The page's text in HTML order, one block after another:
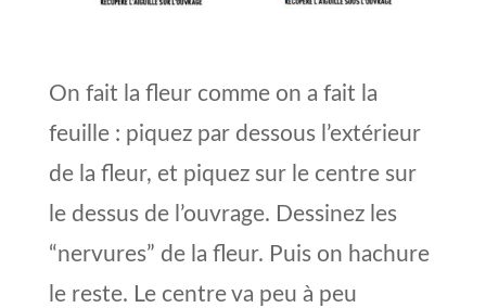
On fait la fleur comme on a fait la
feuille : piquez par dessous l’extérieur
de la fleur, et piquez sur le centre sur
le dessus de l’ouvrage. Dessinez les
“nervures” de la fleur. Puis on hachure
le reste. Le centre va peu à peu